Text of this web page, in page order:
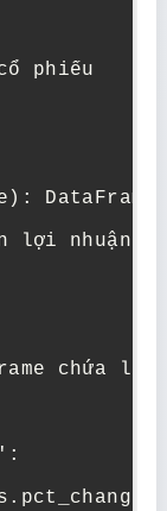
phiếu
DataFrame
lợi nhuận
chứa lợi